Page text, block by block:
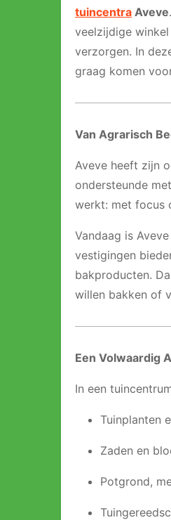
tuincentra Aveve
veelzijdige
verzorgen. In
graag komen
Van Agrarisch
Aveve heeft zijn
ondersteunde
werkt: met focus
Vandaag is
vestigingen
bakproducten.
willen bakken of
Een Volwaardig
In een
Tuinplanten
Zaden en
Potgrond,